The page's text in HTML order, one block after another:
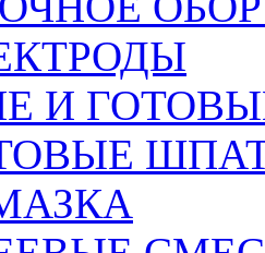
И